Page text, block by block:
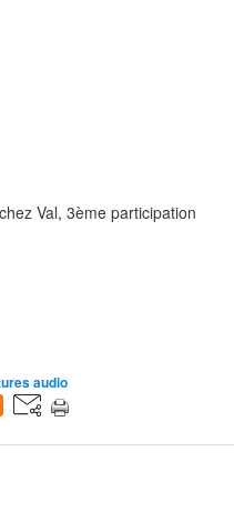
participation
audio